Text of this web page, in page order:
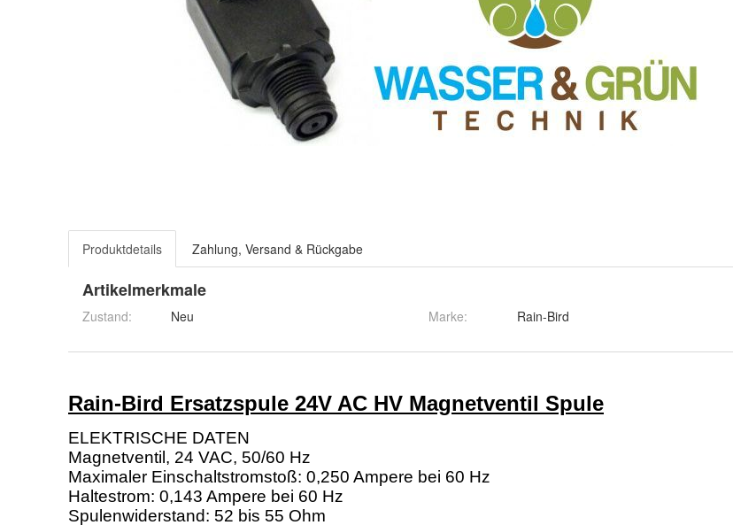
Produktdetails Zahlung, Versand & Rückgabe
Artikelmerkmale
Zustand: Neu Marke: Rain-Bird